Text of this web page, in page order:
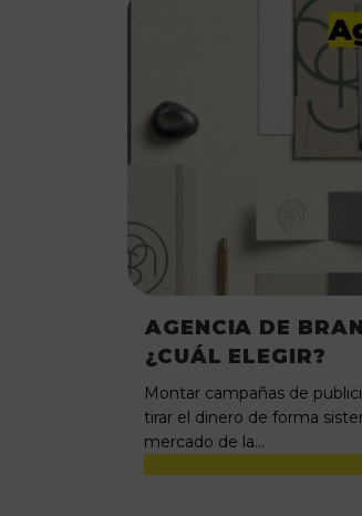
AGENCIA DE
¿CUÁL ELEGIR?
Montar campañas de
tirar el dinero de forma
mercado de la…